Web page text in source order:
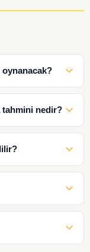
oynanacak?
tahmini nedir?